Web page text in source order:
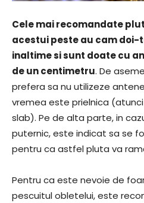
Cele mai recomandate
acestui peste au cam doi-
inaltime si sunt doate cu
de un centimetru. De
prefera sa nu utilizeze
vremea este prielnica
slab). Pe de alta parte, in
puternic, este indicat sa se
pentru ca astfel pluta va
Pentru ca este nevoie de
pescuitul obletelui, este